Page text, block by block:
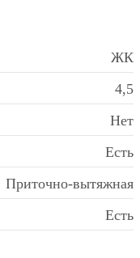
ЖК
4,5
Нет
Есть
Приточно-вытяжная
Есть